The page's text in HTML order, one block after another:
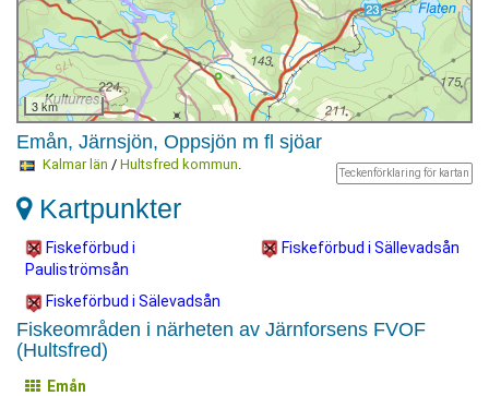
3 km
Emån, Järnsjön, Oppsjön m fl sjöar
Teckenförklaring för kartan
Kalmar län / Hultsfred kommun.
Kartpunkter
Fiskeförbud i
Pauliströmsån
Fiskeförbud i Sälevadsån
Fiskeförbud i Sällevadsån
Fiskeområden i närheten av Järnforsens FVOF
(Hultsfred)
Emån